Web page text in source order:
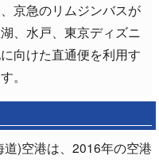
京急のリムジンバスが
、水戸、東京ディズニ
向けた直通便を利用す
。
)空港は、2016年の空港